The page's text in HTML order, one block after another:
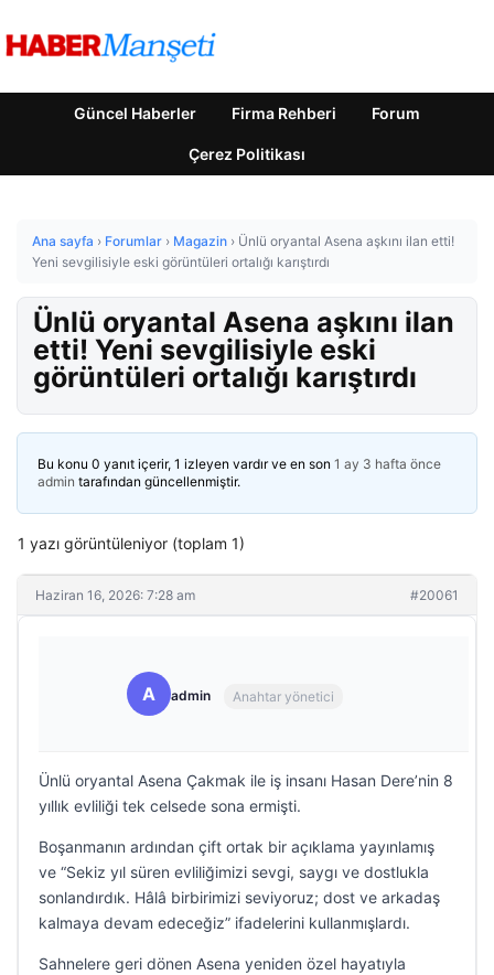
Güncel Haberler Firma Rehberi Forum
Çerez Politikası
Ana sayfa › Forumlar › Magazin › Ünlü oryantal Asena aşkını ilan etti!
Yeni sevgilisiyle eski görüntüleri ortalığı karıştırdı
Ünlü oryantal Asena aşkını ilan
etti! Yeni sevgilisiyle eski
görüntüleri ortalığı karıştırdı
Bu konu 0 yanıt içerir, 1 izleyen vardır ve en son 1 ay 3 hafta önce
admin tarafından güncellenmiştir.
1 yazı görüntüleniyor (toplam 1)
Haziran 16, 2026: 7:28 am #20061
A admin Anahtar yönetici
Ünlü oryantal Asena Çakmak ile iş insanı Hasan Dere’nin 8
yıllık evliliği tek celsede sona ermişti.
Boşanmanın ardından çift ortak bir açıklama yayınlamış
ve “Sekiz yıl süren evliliğimizi sevgi, saygı ve dostlukla
sonlandırdık. Hâlâ birbirimizi seviyoruz; dost ve arkadaş
kalmaya devam edeceğiz” ifadelerini kullanmışlardı.
Sahnelere geri dönen Asena yeniden özel hayatıyla